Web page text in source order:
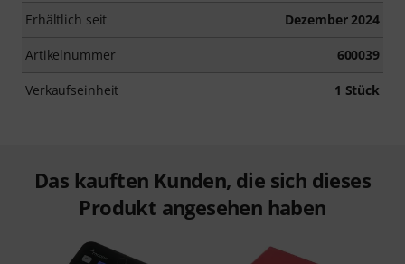
Erhältlich seit Dezember 2024
Artikelnummer 600039
Verkaufseinheit 1 Stück
Das kauften Kunden, die sich dieses
Produkt angesehen haben